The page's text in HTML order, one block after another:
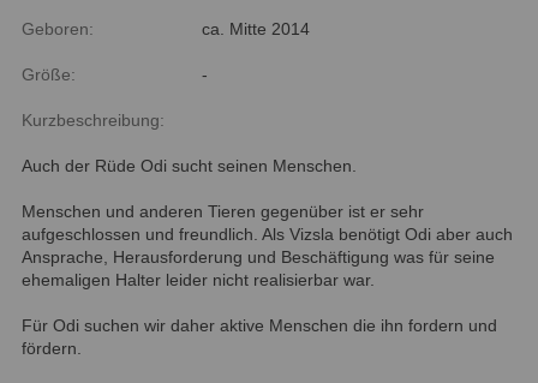
Geboren: ca. Mitte 2014
Größe: -
Kurzbeschreibung:
Auch der Rüde Odi sucht seinen Menschen.
Menschen und anderen Tieren gegenüber ist er sehr
aufgeschlossen und freundlich. Als Vizsla benötigt Odi aber auch
Ansprache, Herausforderung und Beschäftigung was für seine
ehemaligen Halter leider nicht realisierbar war.
Für Odi suchen wir daher aktive Menschen die ihn fordern und
fördern.